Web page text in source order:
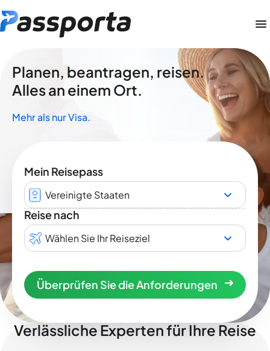
Planen, beantragen, reisen.
Alles an einem Ort.
Mehr als nur Visa.
Mein Reisepass
Vereinigte Staaten
Reise nach
Wählen Sie Ihr Reiseziel
Überprüfen Sie die Anforderungen
Verlässliche Experten für Ihre Reise